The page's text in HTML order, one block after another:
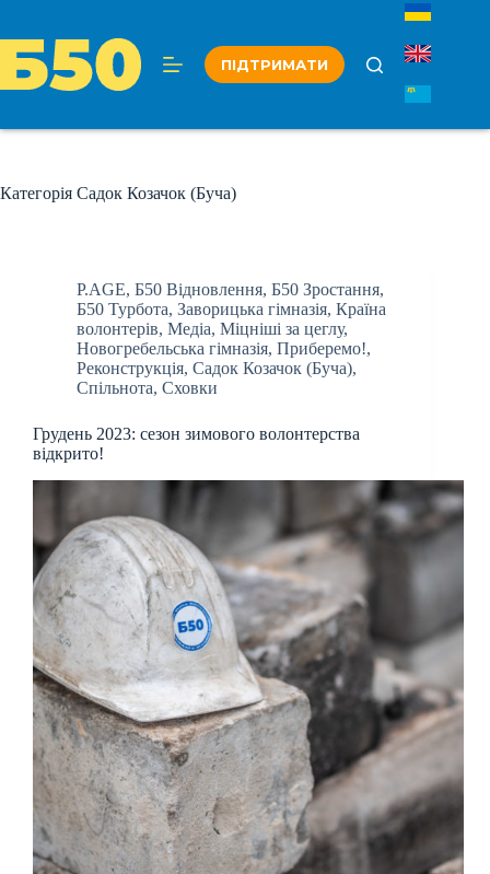
вмісту
ПІДТРИМАТИ
Категорія Садок Козачок (Буча)
P.AGE, Б50 Відновлення, Б50 Зростання,
Б50 Турбота, Заворицька гімназія, Країна
волонтерів, Медіа, Міцніші за цеглу,
Новогребельська гімназія, Приберемо!,
Реконструкція, Садок Козачок (Буча),
Спільнота, Сховки
Грудень 2023: сезон зимового волонтерства
відкрито!